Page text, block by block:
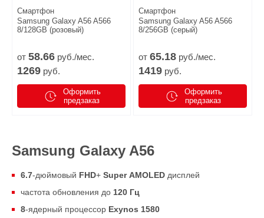
Смартфон
Samsung Galaxy A56 A566
8/128GB (розовый)
от 58.66 руб./мес.
1269 руб.
Оформить
предзаказ
Смартфон
Samsung Galaxy A56 A566
8/256GB (серый)
от 65.18 руб./мес.
1419 руб.
Оформить
предзаказ
Samsung Galaxy A56
6.7-дюймовый FHD+ Super AMOLED дисплей
частота обновления до 120 Гц
8-ядерный процессор Exynos 1580